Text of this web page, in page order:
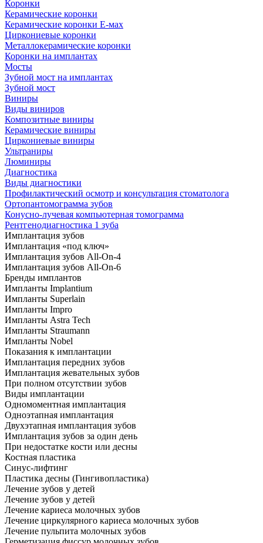
Коронки
Керамические коронки
Керамические коронки Е-мах
Циркониевые коронки
Металлокерамические коронки
Коронки на имплантах
Мосты
Зубной мост на имплантах
Зубной мост
Виниры
Виды виниров
Композитные виниры
Керамические виниры
Циркониевые виниры
Ультраниры
Люминиры
Диагностика
Виды диагностики
Профилактический осмотр и консультация стоматолога
Ортопантомограмма зубов
Конусно-лучевая компьютерная томограмма
Рентгенодиагностика 1 зуба
Имплантация зубов
Имплантация «под ключ»
Имплантация зубов All-On-4
Имплантация зубов All-On-6
Бренды имплантов
Импланты Implantium
Импланты Superlain
Импланты Impro
Импланты Astra Tech
Импланты Straumann
Импланты Nobel
Показания к имплантации
Имплантация передних зубов
Имплантация жевательных зубов
При полном отсутствии зубов
Виды имплантации
Одномоментная имплантация
Одноэтапная имплантация
Двухэтапная имплантация зубов
Имплантация зубов за один день
При недостатке кости или десны
Костная пластика
Синус-лифтинг
Пластика десны (Гингивопластика)
Лечение зубов у детей
Лечение зубов у детей
Лечение кариеса молочных зубов
Лечение циркулярного кариеса молочных зубов
Лечение пульпита молочных зубов